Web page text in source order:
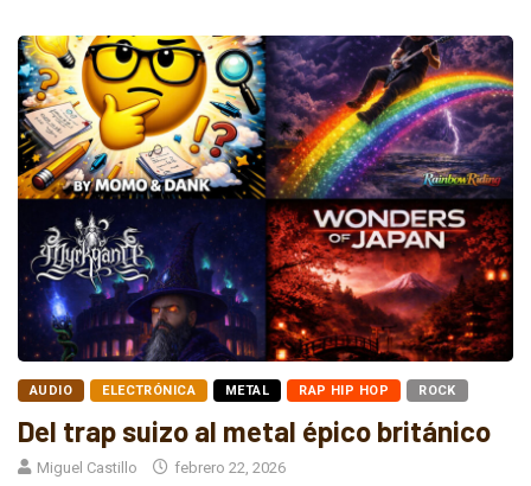
AUDIO ELECTRÓNICA METAL RAP HIP HOP ROCK
Del trap suizo al metal épico británico
Miguel Castillo febrero 22, 2026